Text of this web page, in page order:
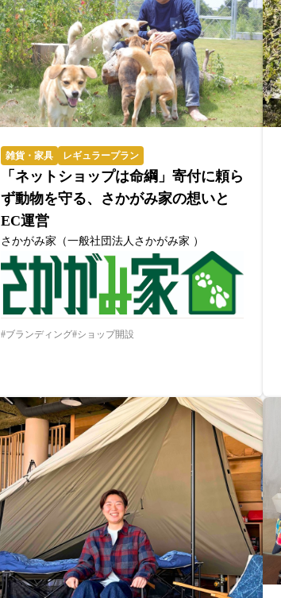
雑貨・家具 レギュラープラン
「ネットショップは命綱」寄付に頼ら
ず動物を守る、さかがみ家の想いと
EC運営
さかがみ家（一般社団法人さかがみ家 ）
ブランディング ショップ開設